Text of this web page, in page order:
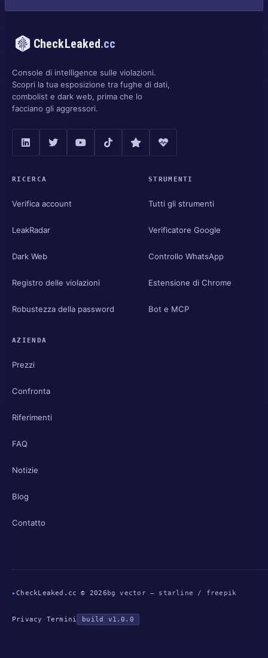
CheckLeaked.cc
Console di intelligence sulle violazioni.
Scopri la tua esposizione tra fughe di dati,
combolist e dark web, prima che lo
facciano gli aggressori.
RICERCA
Verifica account
LeakRadar
Dark Web
Registro delle violazioni
Robustezza della password
STRUMENTI
Tutti gli strumenti
Verificatore Google
Controllo WhatsApp
Estensione di Chrome
Bot e MCP
AZIENDA
Prezzi
Confronta
Riferimenti
FAQ
Notizie
Blog
Contatto
▸CheckLeaked.cc © 2026 bg vector — starline / freepik
Privacy · Termini build v1.0.0